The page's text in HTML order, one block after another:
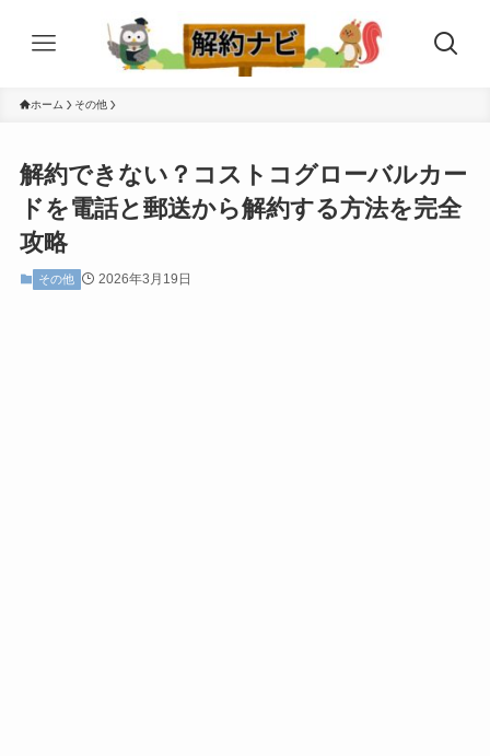
ホーム その他
解約できない？コストコグローバルカー
ドを電話と郵送から解約する方法を完全
攻略
その他 2026年3月19日